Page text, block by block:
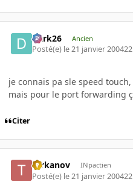
Dark26 Ancien
Posté(e) le 21 janvier 2004
je connais pa sle speed
mais pour le port forwarding
Citer
tarkanov INpactien
Posté(e) le 21 janvier 2004